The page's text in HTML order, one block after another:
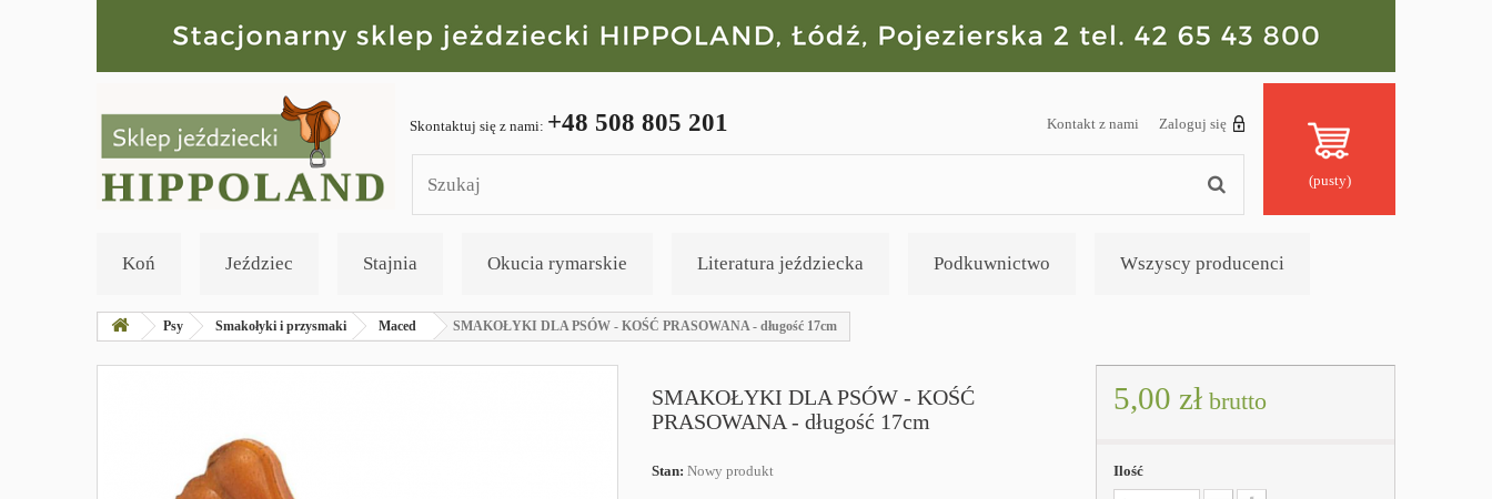
Zaloguj się
Kontakt z nami
Skontaktuj się z nami: +48 508 805 201
(pusty)
Koń Jeździec Stajnia Okucia rymarskie Literatura jeździecka Podkuwnictwo Wszyscy producenci
Psy Smakołyki i przysmaki Maced SMAKOŁYKI DLA PSÓW - KOŚĆ PRASOWANA - długość 17cm
SMAKOŁYKI DLA PSÓW - KOŚĆ
PRASOWANA - długość 17cm
Stan: Nowy produkt
5,00 złbrutto
Ilość